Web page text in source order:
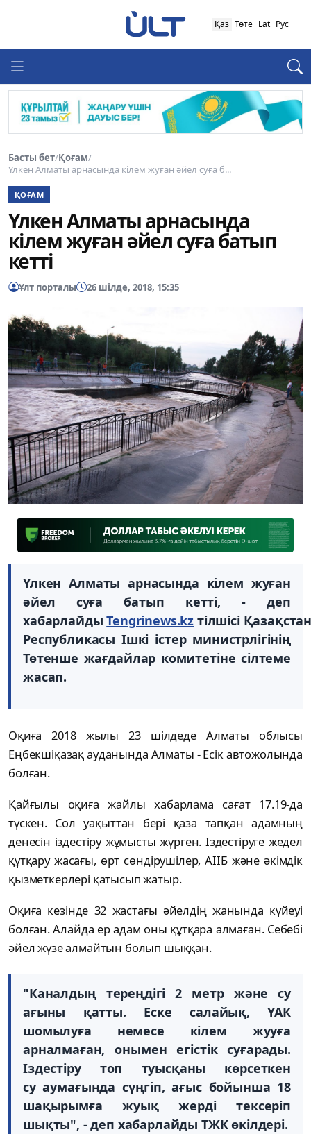
Қаз Төте Lat Рус
Басты бет/Қоғам/
Үлкен Алматы арнасында кілем жуған әйел суға б...
ҚОҒАМ
Үлкен Алматы арнасында
кілем жуған әйел суға батып
кетті
Ұлт порталы 26 шілде, 2018, 15:35
Үлкен Алматы арнасында кілем жуған
әйел суға батып кетті, - деп
хабарлайдыTengrinews.kz тілшісі
Республикасы Ішкі істер министрлігінің
Төтенше жағдайлар комитетіне сілтеме
жасап.
Оқиға 2018 жылы 23 шілдеде Алматы облысы
Еңбекшіқазақ ауданында Алматы - Есік автожолында
болған.
Қайғылы оқиға жайлы хабарлама сағат 17.19-да
түскен. Сол уақыттан бері қаза тапқан адамның
денесін іздестіру жұмысты жүрген. Іздестіруге жедел
құтқару жасағы, өрт сөндірушілер, АІІБ және әкімдік
қызметкерлері қатысып жатыр.
Оқиға кезінде 32 жастағы әйелдің жанында күйеуі
болған. Алайда ер адам оны құтқара алмаған. Себебі
әйел жүзе алмайтын болып шыққан.
"Каналдың тереңдігі 2 метр және су
ағыны қатты. Еске салайық, ҮАК
шомылуға немесе кілем жууға
арналмаған, онымен егістік суғарады.
Іздестіру топ туысқаны көрсеткен
су аумағында сүңгіп, ағыс бойынша 18
шақырымға жуық жерді тексеріп
шықты", - деп хабарлайды ТЖК өкілдері.